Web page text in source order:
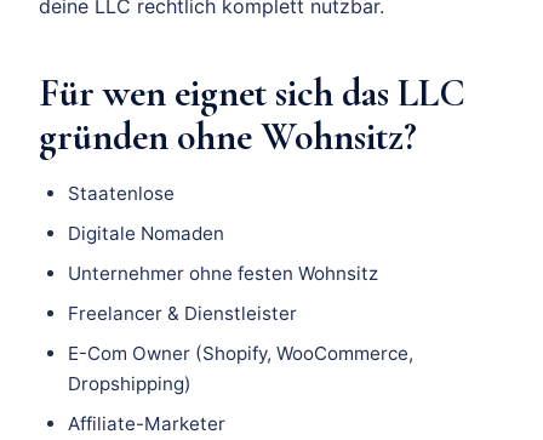
deine LLC rechtlich komplett nutzbar.
Für wen eignet sich das LLC
gründen ohne Wohnsitz?
Staatenlose
Digitale Nomaden
Unternehmer ohne festen Wohnsitz
Freelancer & Dienstleister
E-Com Owner (Shopify, WooCommerce,
Dropshipping)
Affiliate-Marketer